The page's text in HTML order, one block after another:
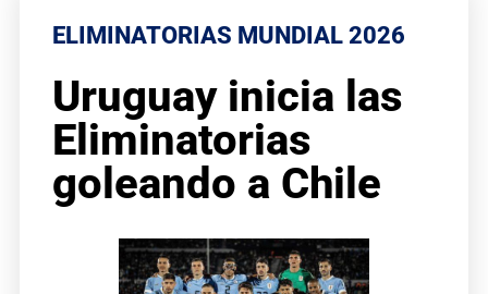
ELIMINATORIAS MUNDIAL 2026
Uruguay inicia las
Eliminatorias
goleando a Chile